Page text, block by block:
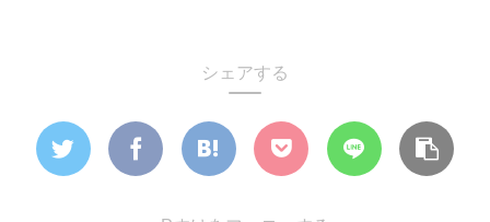
シェアする